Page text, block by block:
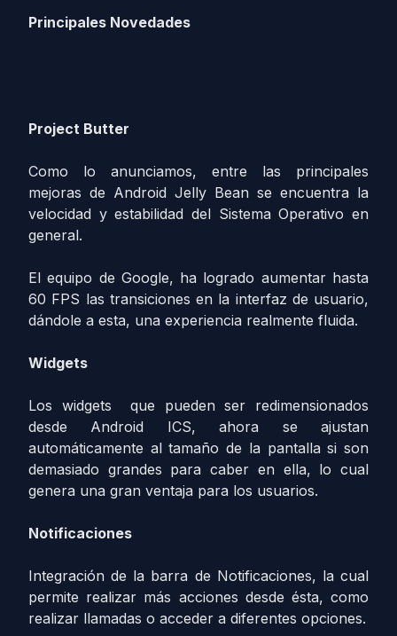
Principales Novedades
Project Butter
Como lo anunciamos, entre las principales
mejoras de Android Jelly Bean se encuentra la
velocidad y estabilidad del Sistema Operativo en
general.
El equipo de Google, ha logrado aumentar hasta
60 FPS las transiciones en la interfaz de usuario,
dándole a esta, una experiencia realmente fluida.
Widgets
Los widgets que pueden ser redimensionados
desde Android ICS, ahora se ajustan
automáticamente al tamaño de la pantalla si son
demasiado grandes para caber en ella, lo cual
genera una gran ventaja para los usuarios.
Notificaciones
Integración de la barra de Notificaciones, la cual
permite realizar más acciones desde ésta, como
realizar llamadas o acceder a diferentes opciones.